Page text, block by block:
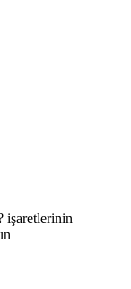
işaretlerinin